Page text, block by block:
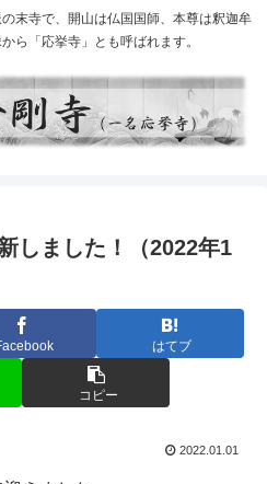
末寺で、開山は仏国国師、本尊は釈迦牟
ら「応挙寺」とも呼ばれます。
しました！（2022年1
はてブ
コピー
2022.01.01